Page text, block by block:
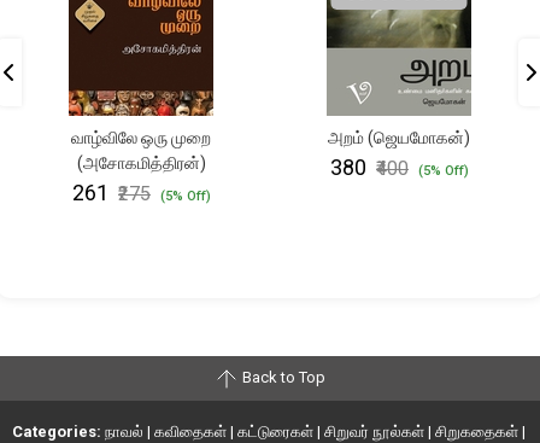
வாழ்விலே ஒரு முறை
(அசோகமித்திரன்)
₹261 ₹275 (5% Off)
அறம் (ஜெயமோகன்)
₹380 ₹400 (5% Off)
Back to Top
Categories: நாவல் | கவிதைகள் | கட்டுரைகள் | சிறுவர் நூல்கள் | சிறுகதைகள் |